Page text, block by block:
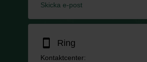
Skicka e-post
smartphone Ring
Kontaktcenter: